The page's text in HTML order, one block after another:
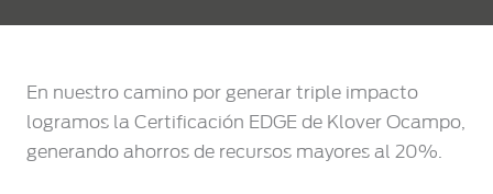
En nuestro camino por generar triple impacto
logramos la Certificación EDGE de Klover Ocampo,
generando ahorros de recursos mayores al 20%.